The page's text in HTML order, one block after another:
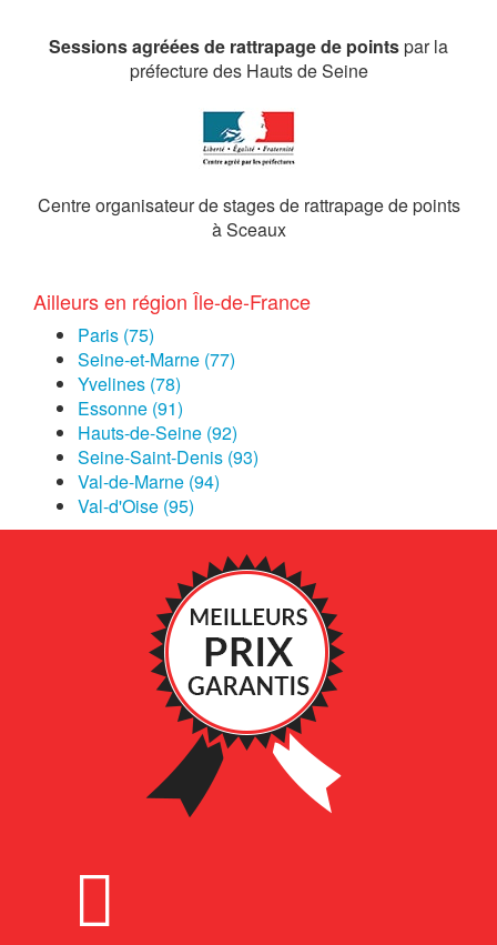
Sessions agréées de rattrapage de pointspar la
préfecture des Hauts de Seine
Centre organisateur de stages de rattrapage de points
à Sceaux
Ailleurs en région Île-de-France
Paris (75)
Seine-et-Marne (77)
Yvelines (78)
Essonne (91)
Hauts-de-Seine (92)
Seine-Saint-Denis (93)
Val-de-Marne (94)
Val-d'Oise (95)